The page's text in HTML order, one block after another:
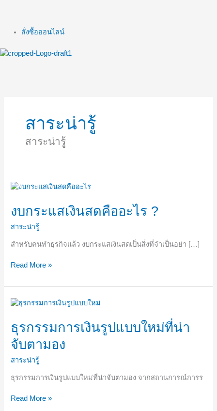
สั่งซื้อออนไลน์
สาระน่ารู้
สาระน่ารู้
งบกระแสเงินสดคืออะไร ?
สาระน่ารู้
สำหรับคนทำธุรกิจแล้ว งบกระแสเงินสดเป็นสิ่งที่จำเป็นอย่า […]
งบ
เงินสด
คือ
อะไร
Read More »
ธุรกรรมการเงินรูปแบบใหม่ที่น่า
จับตามอง
สาระน่ารู้
ธุรกรรมการเงินรูปแบบใหม่ที่น่าจับตามอง จากสถานการณ์การร
ธุรกรรม
เงิน
รูป
แบบ
ที่
จับตา
มอง
Read More »